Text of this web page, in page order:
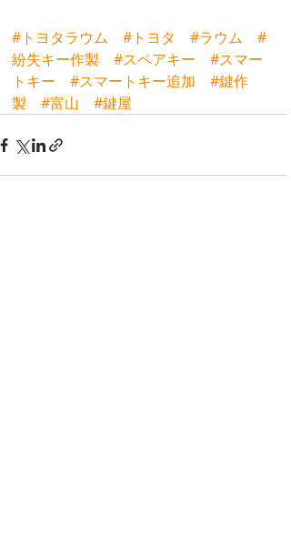
#トヨタラウム #トヨタ #ラウム
#
紛失キー作製
#スペアキー
#スマー
トキー
#スマートキー追加
#鍵作
製
#富山 #鍵屋